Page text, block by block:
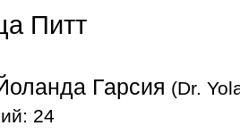
Питт
Гарсия (Dr.
24